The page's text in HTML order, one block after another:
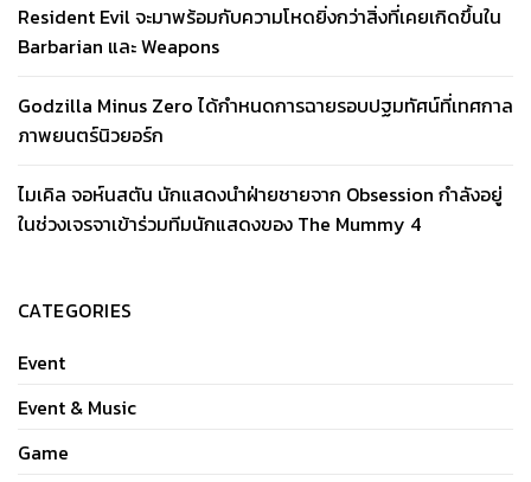
Resident Evil จะมาพร้อมกับความโหดยิ่งกว่าสิ่งที่เคยเกิดขึ้นใน
Barbarian และ Weapons
Godzilla Minus Zero ได้กำหนดการฉายรอบปฐมทัศน์ที่เทศกาล
ภาพยนตร์นิวยอร์ก
ไมเคิล จอห์นสตัน นักแสดงนำฝ่ายชายจาก Obsession กำลังอยู่
ในช่วงเจรจาเข้าร่วมทีมนักแสดงของ The Mummy 4
CATEGORIES
Event
Event & Music
Game